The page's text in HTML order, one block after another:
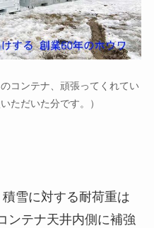
コンテナ、頑張ってくれてい
ただいた分です。）
雪に対する耐荷重は
ンテナ天井内側に補強